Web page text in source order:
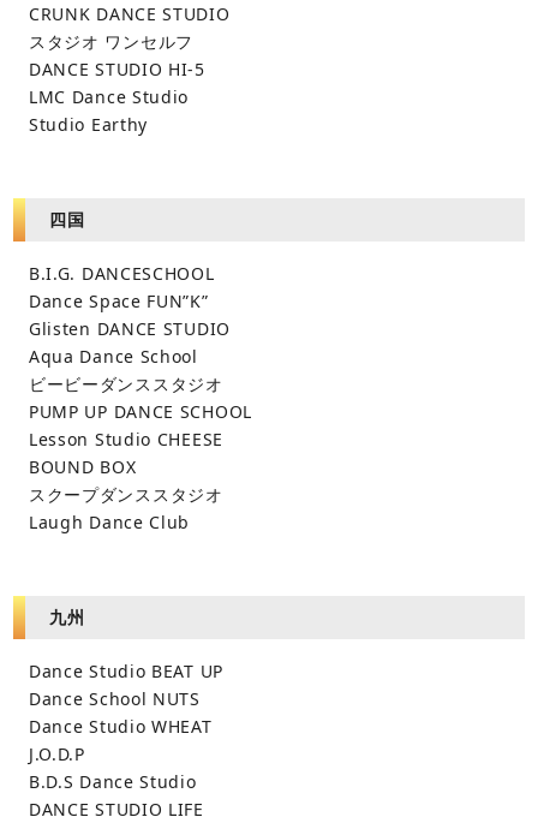
CRUNK DANCE STUDIO
スタジオ ワンセルフ
DANCE STUDIO HI-5
LMC Dance Studio
Studio Earthy
四国
B.I.G. DANCESCHOOL
Dance Space FUN”K”
Glisten DANCE STUDIO
Aqua Dance School
ビービーダンススタジオ
PUMP UP DANCE SCHOOL
Lesson Studio CHEESE
BOUND BOX
スクープダンススタジオ
Laugh Dance Club
九州
Dance Studio BEAT UP
Dance School NUTS
Dance Studio WHEAT
J.O.D.P
B.D.S Dance Studio
DANCE STUDIO LIFE